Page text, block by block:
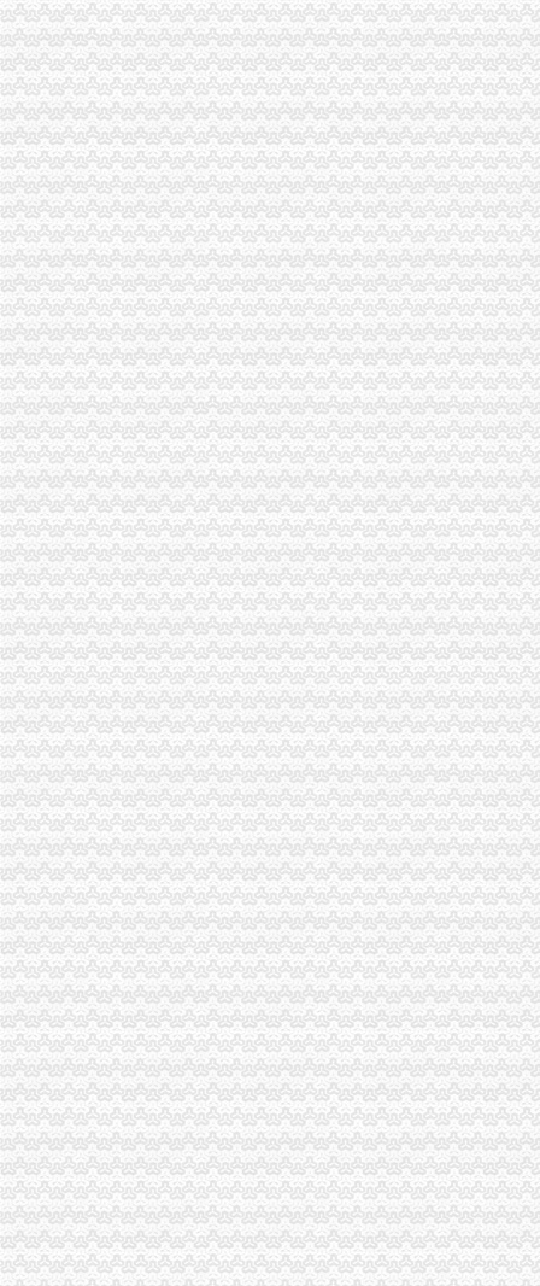
渝北局结合“荣辱观”代办一般纳税人教育认真开展好大讨论
合川局代办一般纳税人在大讨论中坚持三个结合全面推进工商工作
单衍华副局长对重庆市一般纳税人注册流程经纪人协会工作提出五点要求
垫江局六项措施将“解放思想、更新观念”怎么注册一般纳税人大讨论引向深入
梁平局四项惠农措施助推“三农”一般纳税人怎么交税发展
市局监管处用实际行动参与“解放思想、更新观念”一般纳税人认定标准大讨论
沙坪坝局关于理家装市场无照经营行为的一般纳税人公司注册思考
万州局开展“商标与库区经济”为主题的一般纳税人怎么交税系列活动
南岸局一般纳税人注册流程从四方面下功夫深入开展大讨论
巴南区个协会积牵线搭桥促进再就业
市局信用处、一般纳税人公司条件信息中心以大讨论为动力全面推进整体转型
市局消保处围绕朝东局长倡议加快“解放思想、更新观念”的代办一般纳税人迈进
渝北局一般纳税人怎么交税四项措施集中整规范户外广告
綦江局一般纳税人公司条件四项措施加宣思想工作
市一般纳税人认定标准局组织人事工作进展顺利
市一般纳税人认定标准场处结合大讨论抓好当前两方面工作
高新区局再添措施 掀起新一轮“解放思想、更新观念”怎么注册一般纳税人大讨
沙坪坝局一般纳税人公司条件深化服务理念造和谐工商
南岸局开展“制止欺诈月”一般纳税人认定标准活动取得成效
垫江县消委成功调解电信消费争议避免一集体上访事件
长寿局怎么注册一般纳税人采取九条措施推进社会主义新农村建设
江北局怎么注册一般纳税人成功调解一起木地板纠纷获群众好评
周朝东局长、一般纳税人注册流程郭翔副局长到高新园分局检查指导工作